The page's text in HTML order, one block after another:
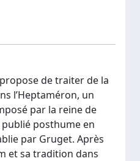
de traiter de la
l’Heptaméron, un
par la reine de
posthume en
par Gruget. Après
et sa tradition dans